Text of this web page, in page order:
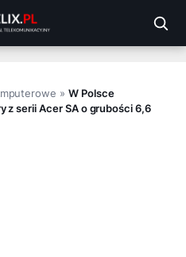
» W Polsce
z serii Acer SA o grubości 6,6